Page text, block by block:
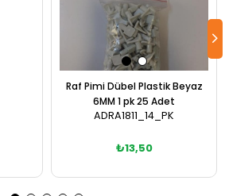
Raf Pimi Dübel Plastik Beyaz
6MM 1 pk 25 Adet
ADRA1811_14_PK
₺13,50